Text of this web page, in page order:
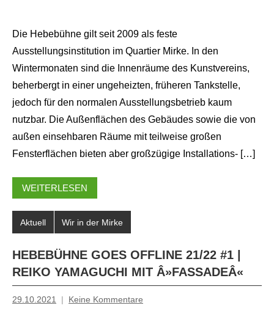
Die Hebebühne gilt seit 2009 als feste
Ausstellungsinstitution im Quartier Mirke. In den
Wintermonaten sind die Innenräume des Kunstvereins,
beherbergt in einer ungeheizten, früheren Tankstelle,
jedoch für den normalen Ausstellungsbetrieb kaum
nutzbar. Die Außenflächen des Gebäudes sowie die von
außen einsehbaren Räume mit teilweise großen
Fensterflächen bieten aber großzügige Installations- […]
WEITERLESEN
Aktuell Wir in der Mirke
HEBEBÜHNE GOES OFFLINE 21/22 #1 |
REIKO YAMAGUCHI MIT Â»FASSADEÂ«
29.10.2021
Mosche
Keine Kommentare